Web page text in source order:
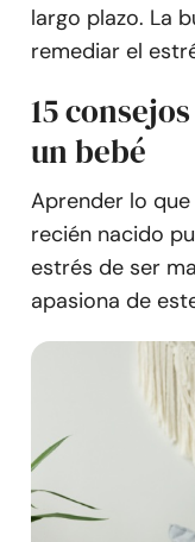
largo plazo. La
remediar el
15
un bebé
Aprender lo
recién nacido
estrés de ser
apasiona de